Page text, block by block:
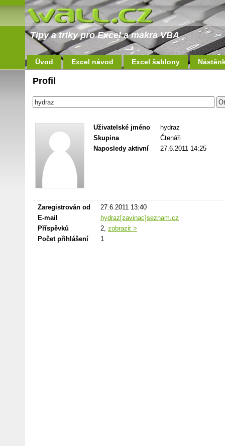
Tipy a triky pro Excel a makra VBA
Úvod Excel návod Excel šablony
Profil
Uživatelské jméno
hydraz
Skupina
Čtenáři
Naposledy aktivní
27.6.2011 14:25
Zaregistrován od
27.6.2011 13:40
E-mail
hydraz[zavinac]seznam.cz
Příspěvků
2, zobrazit >
Počet přihlášení
1